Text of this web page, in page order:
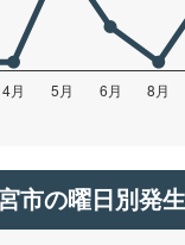
市の曜日別発